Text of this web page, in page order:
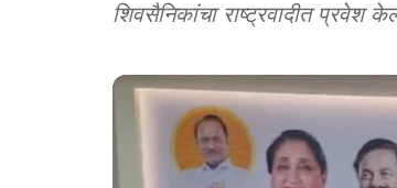
शिवसैनिकांचा राष्ट्रवादीत प्रवेश